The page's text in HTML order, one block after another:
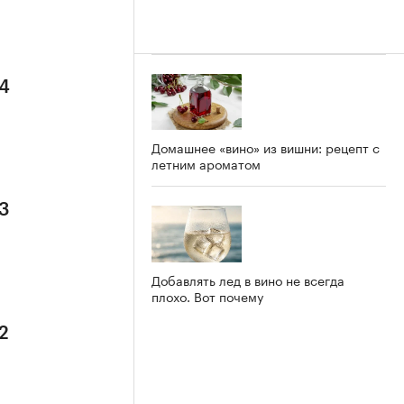
Домашнее «вино» из вишни: рецепт с
летним ароматом
Добавлять лед в вино не всегда
плохо. Вот почему